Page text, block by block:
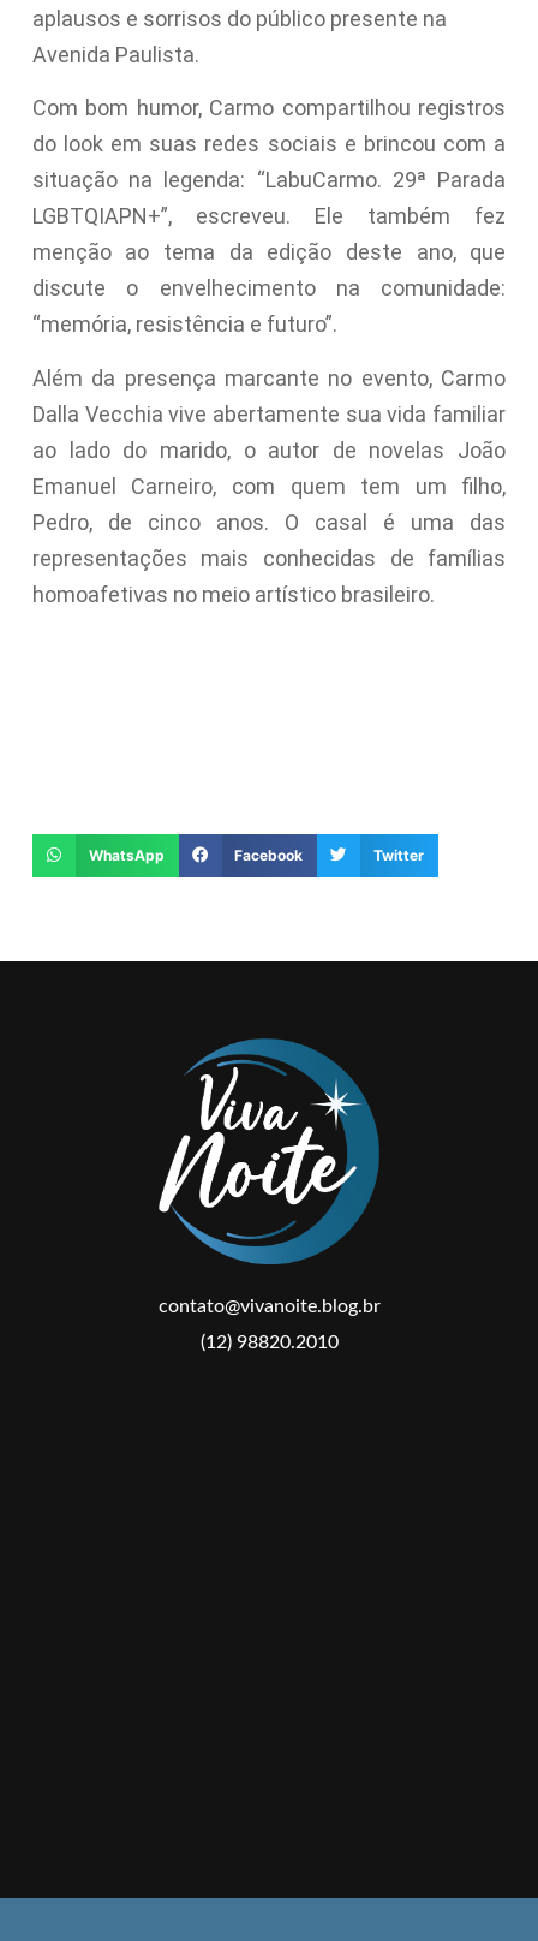
aplausos e sorrisos do público presente na
Avenida Paulista.
Com bom humor, Carmo compartilhou registros
do look em suas redes sociais e brincou com a
situação na legenda: “LabuCarmo. 29ª Parada
LGBTQIAPN+”, escreveu. Ele também fez
menção ao tema da edição deste ano, que
discute o envelhecimento na comunidade:
“memória, resistência e futuro”.
Além da presença marcante no evento, Carmo
Dalla Vecchia vive abertamente sua vida familiar
ao lado do marido, o autor de novelas João
Emanuel Carneiro, com quem tem um filho,
Pedro, de cinco anos. O casal é uma das
representações mais conhecidas de famílias
homoafetivas no meio artístico brasileiro.
WhatsApp Facebook Twitter
contato@vivanoite.blog.br
(12) 98820.2010